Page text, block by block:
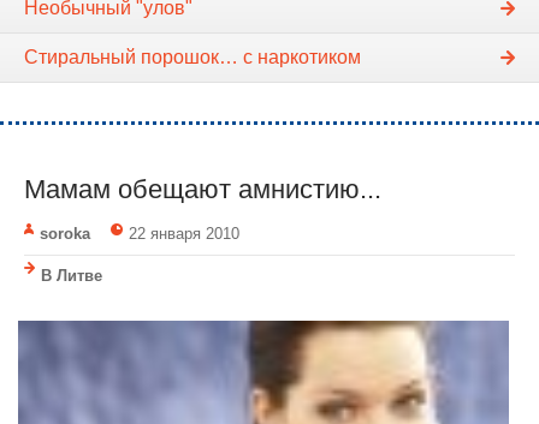
Необычный "улов"
Стиральный порошок… с наркотиком
Мамам обещают амнистию...
soroka 22 января 2010
В Литве